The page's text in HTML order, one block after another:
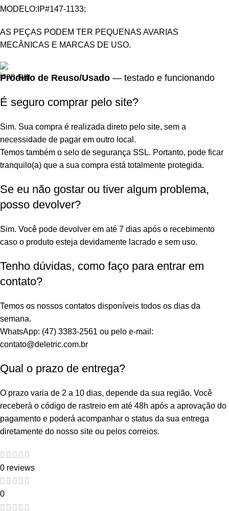
MODELO:IP#147-1133;
AS PEÇAS PODEM TER PEQUENAS AVARIAS
MECÂNICAS E MARCAS DE USO.
Produto de Reuso/Usado — testado e funcionando
É seguro comprar pelo site?
Sim. Sua compra é realizada direto pelo site, sem a
necessidade de pagar em outro local.
Temos também o selo de segurança SSL. Portanto, pode ficar
tranquilo(a) que a sua compra está totalmente protegida.
Se eu não gostar ou tiver algum problema,
posso devolver?
Sim. Você pode devolver em até 7 dias após o recebimento
caso o produto esteja devidamente lacrado e sem uso.
Tenho dúvidas, como faço para entrar em
contato?
Temos os nossos contatos disponíveis todos os dias da
semana.
WhatsApp: (47) 3383-2561 ou pelo e-mail:
contato@deletric.com.br
Qual o prazo de entrega?
O prazo varia de 2 a 10 dias, depende da sua região. Você
receberá o código de rastreio em até 48h após a aprovação do
pagamento e poderá acompanhar o status da sua entrega
diretamente do nosso site ou pelos correios.
0 reviews
0